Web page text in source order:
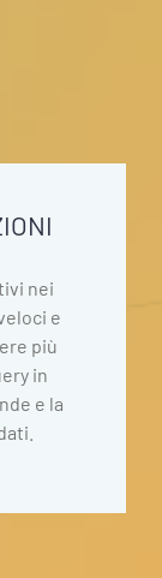
nei
e
più
in
e la